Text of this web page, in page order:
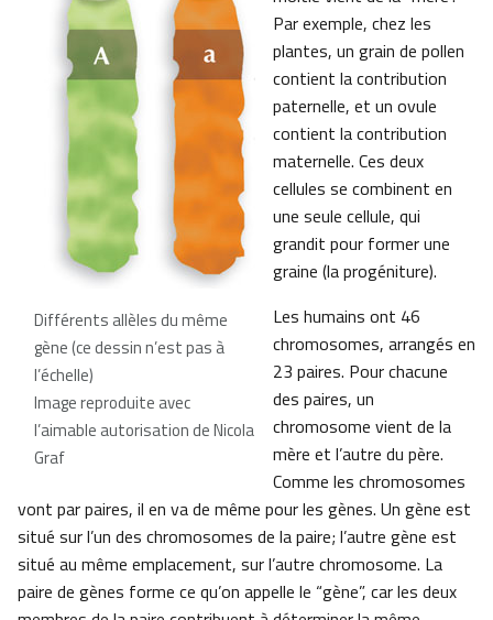
Différents allèles du même
gène (ce dessin n’est pas à
l’échelle)
Image reproduite avec
l’aimable autorisation de Nicola
Graf
Par exemple, chez les
plantes, un grain de pollen
contient la contribution
paternelle, et un ovule
contient la contribution
maternelle. Ces deux
cellules se combinent en
une seule cellule, qui
grandit pour former une
graine (la progéniture).
Les humains ont 46
chromosomes, arrangés en
23 paires. Pour chacune
des paires, un
chromosome vient de la
mère et l’autre du père.
Comme les chromosomes
vont par paires, il en va de même pour les gènes. Un gène est
situé sur l’un des chromosomes de la paire; l’autre gène est
situé au même emplacement, sur l’autre chromosome. La
paire de gènes forme ce qu’on appelle le “gène”, car les deux